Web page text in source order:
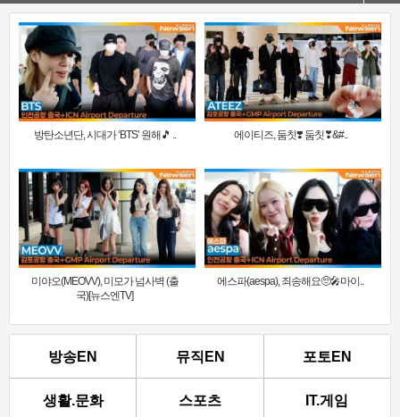
방탄소년단, 시대가 ‘BTS’ 원해🎵 .. 에이티즈, 둠칫❣️ 둠칫❣&#..
미야오(MEOVV), 미모가 넘사벽 (출
국)[뉴스엔TV]
에스파(aespa), 죄송해요🥺🎤마이..
방송EN 뮤직EN 포토EN
생활.문화 스포츠 IT.게임